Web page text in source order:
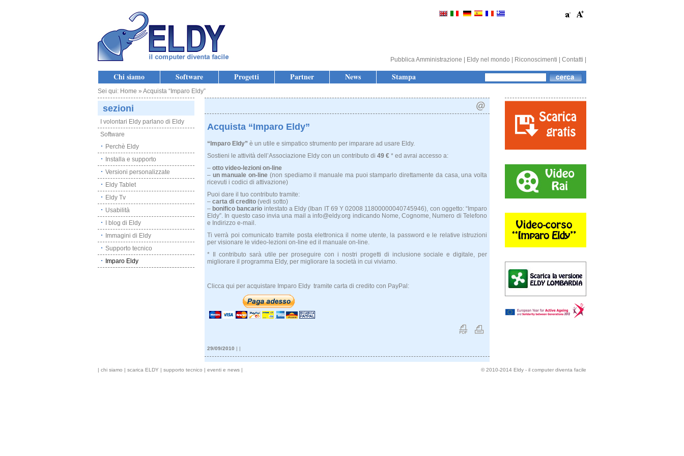
Pubblica Amministrazione Eldy nel mondo Riconoscimenti Contatti
Chi siamo Software Progetti Partner News Stampa
Sei qui: Home » Acquista “Imparo Eldy”
sezioni
I volontari Eldy parlano di Eldy
Software
Perchè Eldy
Installa e supporto
Versioni personalizzate
Eldy Tablet
Eldy Tv
Usabilità
I blog di Eldy
Immagini di Eldy
Supporto tecnico
Imparo Eldy
Acquista “Imparo Eldy”
“Imparo Eldy” è un utile e simpatico strumento per imparare ad usare Eldy.
Sostieni le attività dell’Associazione Eldy con un contributo di 49 € * ed avrai accesso a:
– otto video-lezioni on-line
– un manuale on-line (non spediamo il manuale ma puoi stamparlo direttamente da casa, una volta
ricevuti i codici di attivazione)
Puoi dare il tuo contributo tramite:
– carta di credito (vedi sotto)
– bonifico bancario intestato a Eldy (Iban IT 69 Y 02008 11800000040745946), con oggetto: “Imparo
Eldy”. In questo caso invia una mail a info@eldy.org indicando Nome, Cognome, Numero di Telefono
e Indirizzo e-mail.
Ti verrà poi comunicato tramite posta elettronica il nome utente, la password e le relative istruzioni
per visionare le video-lezioni on-line ed il manuale on-line.
* Il contributo sarà utile per proseguire con i nostri progetti di inclusione sociale e digitale, per
migliorare il programma Eldy, per migliorare la società in cui viviamo.
Clicca qui per acquistare Imparo Eldy tramite carta di credito con PayPal:
29/09/2010 | |
| chi siamo | scarica ELDY | supporto tecnico | eventi e news | © 2010-2014 Eldy - il computer diventa facile